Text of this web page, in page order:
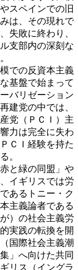
スペインでの旧
は、その現れで
失敗に終わり、
支部内の深刻な
での反資本主義
基盤で始まって
バリゼーション
建党の中では、
党（ＰＣＩ）主
力は完全に失わ
ＣＩ経験を持た
。
と緑の同盟」や
イギリスでは労
あるトニー・ク
主義論者である
）の社会主義労
実践の転換を開
国際社会主義潮
」へ向けた共同
リス（イングラ